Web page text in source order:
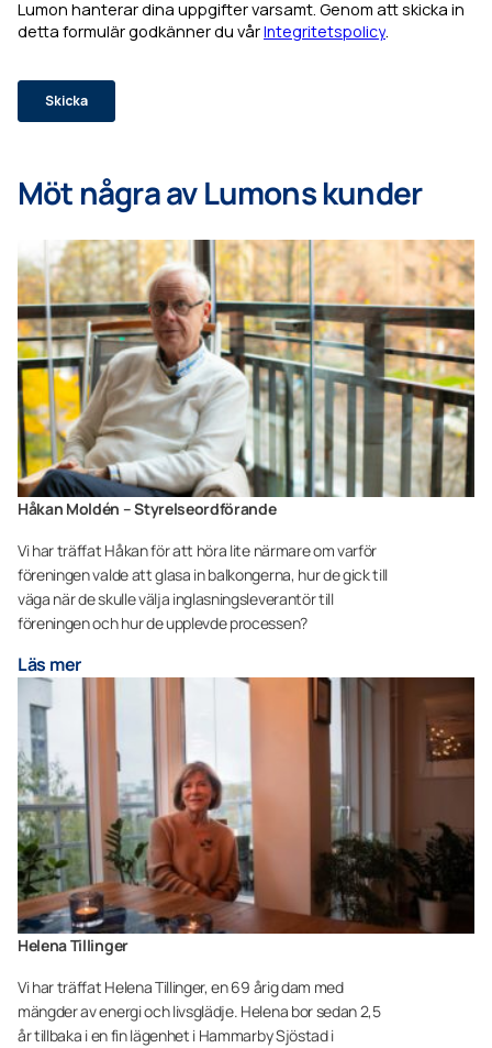
Möt några av Lumons kunder
Håkan Moldén – Styrelseordförande
Vi har träffat Håkan för att höra lite närmare om varför
föreningen valde att glasa in balkongerna, hur de gick till
väga när de skulle välja inglasningsleverantör till
föreningen och hur de upplevde processen?
Läs mer
Helena Tillinger
Vi har träffat Helena Tillinger, en 69 årig dam med
mängder av energi och livsglädje. Helena bor sedan 2,5
år tillbaka i en fin lägenhet i Hammarby Sjöstad i